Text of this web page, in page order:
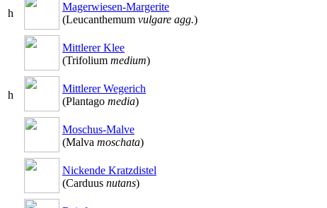
h
Magerwiesen-Margerite
(Leucanthemum vulgare agg.)
Mittlerer Klee
(Trifolium medium)
h
Mittlerer Wegerich
(Plantago media)
Moschus-Malve
(Malva moschata)
Nickende Kratzdistel
(Carduus nutans)